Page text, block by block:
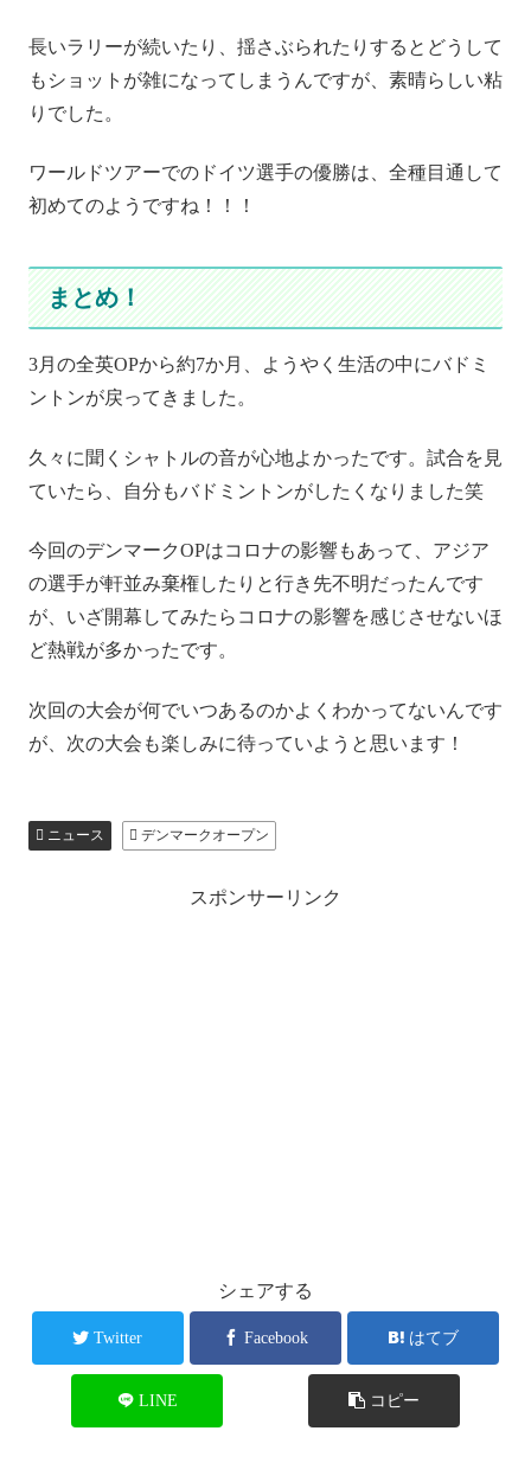
長いラリーが続いたり、揺さぶられたりするとどうして
もショットが雑になってしまうんですが、素晴らしい粘
りでした。
ワールドツアーでのドイツ選手の優勝は、全種目通して
初めてのようですね！！！
まとめ！
3月の全英OPから約7か月、ようやく生活の中にバドミ
ントンが戻ってきました。
久々に聞くシャトルの音が心地よかったです。試合を見
ていたら、自分もバドミントンがしたくなりました笑
今回のデンマークOPはコロナの影響もあって、アジア
の選手が軒並み棄権したりと行き先不明だったんです
が、いざ開幕してみたらコロナの影響を感じさせないほ
ど熱戦が多かったです。
次回の大会が何でいつあるのかよくわかってないんです
が、次の大会も楽しみに待っていようと思います！
ニュース デンマークオープン
スポンサーリンク
シェアする
Twitter Facebook はてブ
LINE コピー